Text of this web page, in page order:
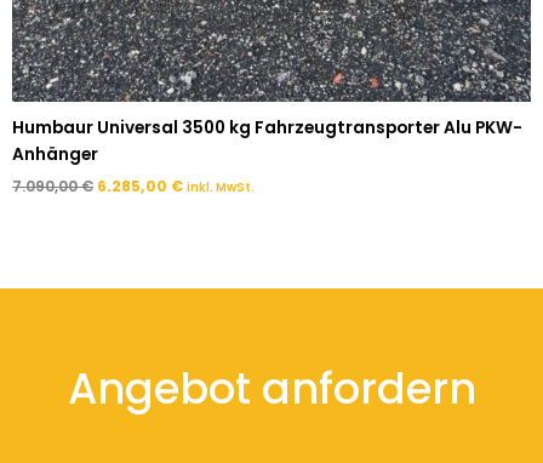
Humbaur Universal 3500 kg Fahrzeugtransporter Alu PKW-
Anhänger
7.090,00€ 6.285,00 € inkl. MwSt.
Angebot anfordern